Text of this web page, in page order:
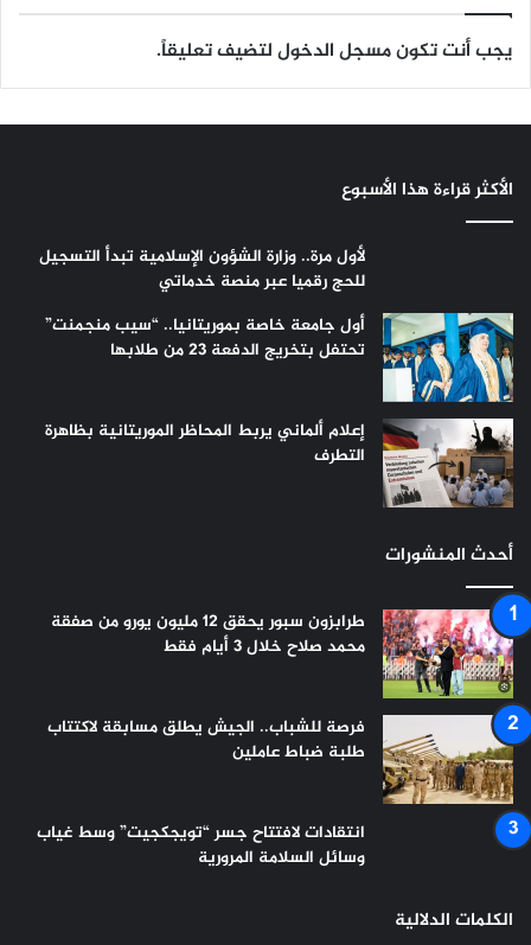
يجب أنت تكونمسجل الدخوللتضيف تعليقاً.
الأكثر قراءة هذا الأسبوع
لأول مرة.. وزارة الشؤون الإسلامية تبدأ التسجيل
للحج رقميا عبر منصة خدماتي
أول جامعة خاصة بموريتانيا.. “سيب منجمنت”
تحتفل بتخريج الدفعة 23 من طلابها
إعلام ألماني يربط المحاظر الموريتانية بظاهرة
التطرف
أحدث المنشورات
طرابزون سبور يحقق 12 مليون يورو من صفقة
محمد صلاح خلال 3 أيام فقط
فرصة للشباب.. الجيش يطلق مسابقة لاكتتاب
طلبة ضباط عاملين
انتقادات لافتتاح جسر “تويجكجيت” وسط غياب
وسائل السلامة المرورية
الكلمات الدلالية